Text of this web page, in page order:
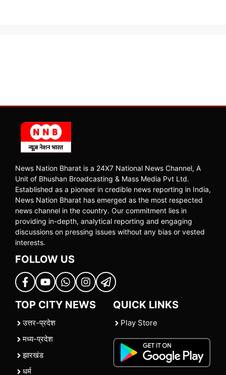
News Nation Bharat is a 24X7 National News Channel, A
Unit of Bhushan Broadcasting & Mass Media Pvt Ltd.
Established as a pioneer in credible news reporting in India,
News Nation Bharat has emerged as the most respected
news channel in the country. Our commitment lies in
providing in-depth, analytical reporting and engaging
discussions on pressing issues without any bias or vested
interests.
FOLLOW US
TOP CITY NEWS
उत्तर-प्रदेश
मध्य-प्रदेश
झारखंड
धर्म
QUICK LINKS
Play Store